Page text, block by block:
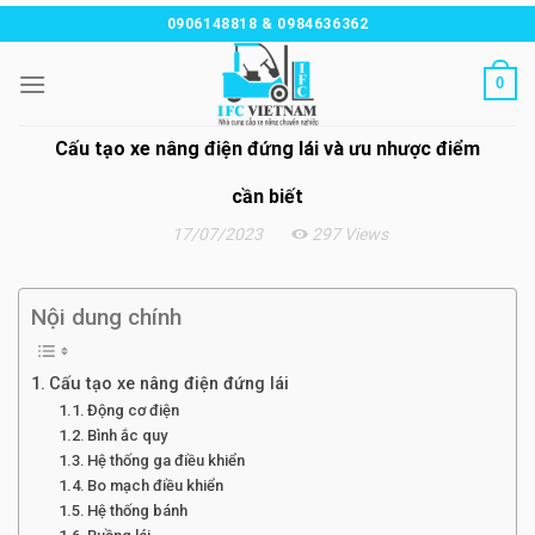
Chuyển
đến
nội
0906148818 & 0984636362
0
17/07/2023 297 Views
Cấu tạo xe nâng điện đứng lái và ưu nhược điểm
cần biết
Nội dung chính
Cấu tạo xe nâng điện đứng lái
Động cơ điện
Bình ắc quy
Hệ thống ga điều khiển
Bo mạch điều khiển
Hệ thống bánh